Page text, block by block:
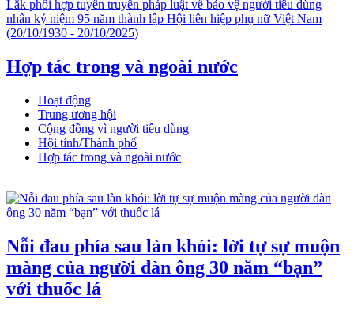
Hợp tác trong và ngoài nước
Hoạt động
Trung ương hội
Cộng đồng vì người tiêu dùng
Hội tỉnh/Thành phố
Hợp tác trong và ngoài nước
Nỗi đau phía sau làn khói: lời tự sự muộn
màng của người đàn ông 30 năm “bạn”
với thuốc lá